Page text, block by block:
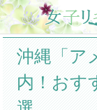
沖縄「ア
内！おす